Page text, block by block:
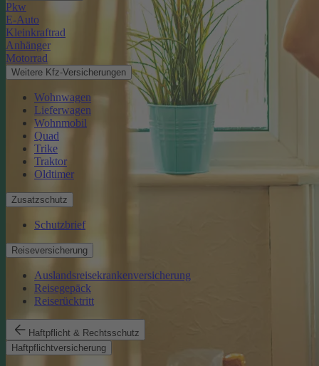
Pkw
E-Auto
Kleinkraftrad
Anhänger
Motorrad
Weitere Kfz-Versicherungen
Wohnwagen
Lieferwagen
Wohnmobil
Quad
Trike
Traktor
Oldtimer
Zusatzschutz
Schutzbrief
Reiseversicherung
Auslandsreisekrankenversicherung
Reisegepäck
Reiserücktritt
Haftpflicht & Rechtsschutz
Haftpflichtversicherung